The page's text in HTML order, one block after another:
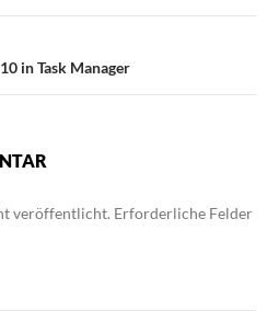
in Task Manager
veröffentlicht. Erforderliche Felder